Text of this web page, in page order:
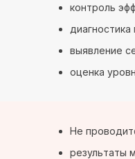
контроль
выявление
оценка
Не
результаты